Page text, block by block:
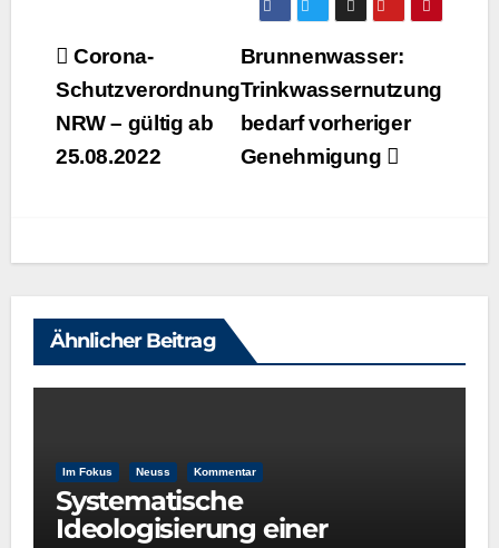
Beitragsnavigation
Brunnenwasser:
Trinkwassernutzung
bedarf vorheriger
Genehmigung
Corona-
Schutzverordnung
NRW – gültig ab
25.08.2022
Ähnlicher Beitrag
Im Fokus Neuss Kommentar
Systematische
Ideologisierung einer